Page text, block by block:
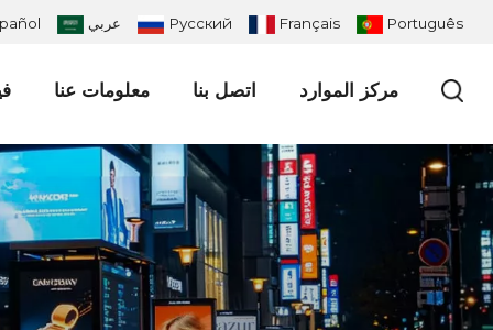
عربي Русский Français Português
معلومات عنا اتصل بنا مركز الموارد